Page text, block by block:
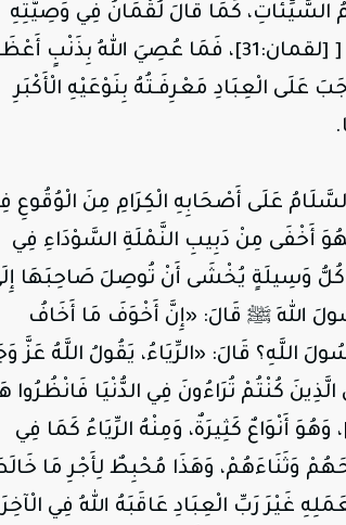
السَّيِّئَاتِ، كَمَا قَالَ لُقْمَانُ فِي وَصِيَّتِهِ
[ [لقمان:31]، فَمَا عُصِيَ اللهُ بِذَنْبٍ
الْعِبَادِ مَعْرِفَـتُهُ بِنَوْعَيْهِ الْأَكْبَرِ
عَلَى أَصْحَابِهِ الْكِرَامِ مِنَ الْوُقُوعِ
أَخْفَى مِنْ دَبِيبِ النَّمْلَةِ السَّوْدَاءِ فِي
كُلُّ وَسِيلَةٍ يُخْشَى أَنْ تُوصِلَ صَاحِبَهَا
اللهِ ﷺ قَالَ: «إِنَّ أَخْوَفَ مَا أَخَافُ
اللَّهِ؟ قَالَ: «الرِّيَاءُ، يَقُولُ اللَّهُ عَزَّ
كُنْتُمْ تُرَاءُونَ فِي الدُّنْيَا فَانْظُرُوا
أَنْوَاعٌ كَثِيرَةٌ، وَمِنْهُ الرِّيَاءُ كَمَا فِي
وَثَنَاءَهُمْ، وَهَذَا مُحْبِطٌ لِأَجْرِ مَا
غَيْرَ رَبِّ الْعِبَادِ عَاقَبَهُ اللهُ فِي